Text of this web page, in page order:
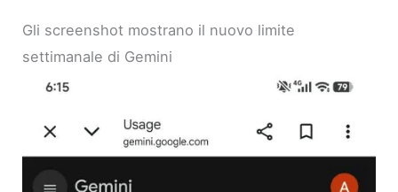
Gli screenshot mostrano il nuovo limite
settimanale di Gemini